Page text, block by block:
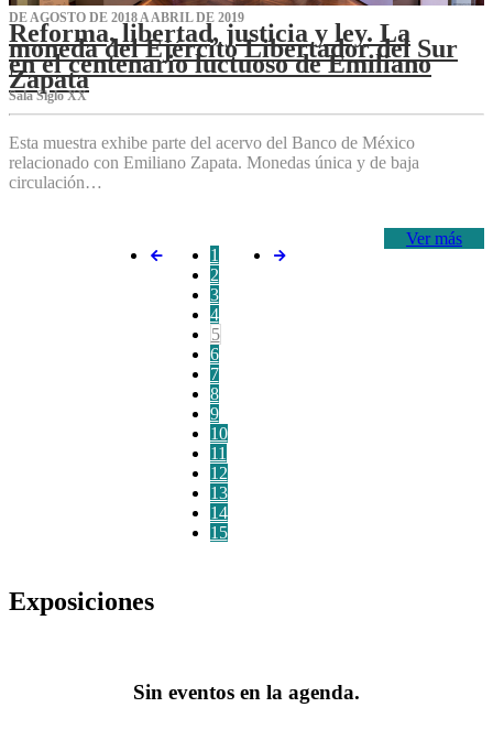
DE AGOSTO DE 2018 A ABRIL DE 2019
Reforma, libertad, justicia y ley. La
moneda del Ejército Libertador del Sur
en el centenario luctuoso de Emiliano
Zapata
Sala Siglo XX
Esta muestra exhibe parte del acervo del Banco de México
relacionado con Emiliano Zapata. Monedas única y de baja
circulación…
Ver más
1
2
3
4
5
6
7
8
9
10
11
12
13
14
15
Exposiciones
Sin eventos en la agenda.